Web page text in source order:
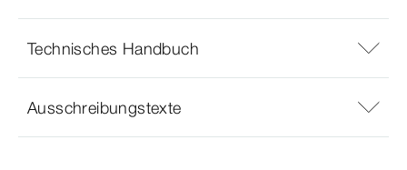
Technisches Handbuch
Ausschreibungstexte